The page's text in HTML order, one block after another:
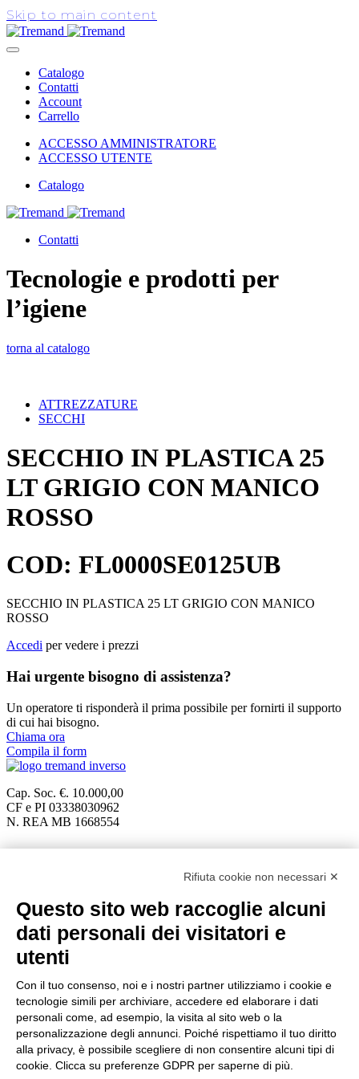
Skip to main content
Catalogo
Contatti
Account
Carrello
ACCESSO AMMINISTRATORE
ACCESSO UTENTE
Catalogo
Contatti
Tecnologie e prodotti per
l’igiene
torna al catalogo
ATTREZZATURE
SECCHI
SECCHIO IN PLASTICA 25
LT GRIGIO CON MANICO
ROSSO
COD: FL0000SE0125UB
SECCHIO IN PLASTICA 25 LT GRIGIO CON MANICO
ROSSO
Accedi per vedere i prezzi
Hai urgente bisogno di assistenza?
Un operatore ti risponderà il prima possibile per fornirti il supporto
di cui hai bisogno.
Chiama ora
Compila il form
Cap. Soc. €. 10.000,00
CF e PI 03338030962
N. REA MB 1668554
Via Torricelli, 3
20834 Nova Milanese (MB)
T.0362 334110
info@tremand.it
Pec:amministrazione.tremandsrl@pec.it
Chi siamo
Un'esperienza e un know-how acquisito nel corso di 35 anni di
attività ci permette di offrire PRODOTTI E SOLUZIONI MIRATI
per ogni tipo di problema.
Rifiuta cookie non necessari ✕
Questo sito web raccoglie alcuni
dati personali dei visitatori e
utenti
Con il tuo consenso, noi e i nostri partner utilizziamo i cookie e
tecnologie simili per archiviare, accedere ed elaborare i dati
personali come, ad esempio, la visita al sito web o la
personalizzazione degli annunci. Poiché rispettiamo il tuo diritto
alla privacy, è possibile scegliere di non consentire alcuni tipi di
cookie. Clicca su preferenze GDPR per saperne di più.